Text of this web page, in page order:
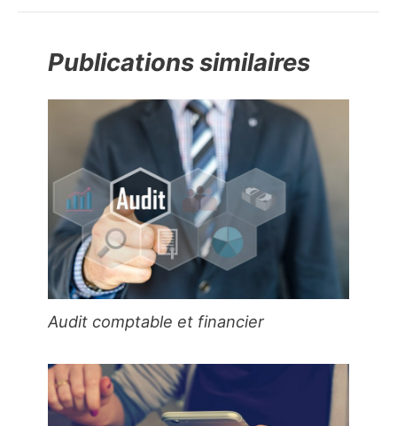
Publications similaires
Audit comptable et financier